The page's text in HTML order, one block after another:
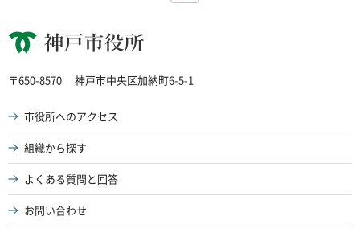
神戸市役所
〒650-8570 神戸市中央区加納町6-5-1
市役所へのアクセス
組織から探す
よくある質問と回答
お問い合わせ